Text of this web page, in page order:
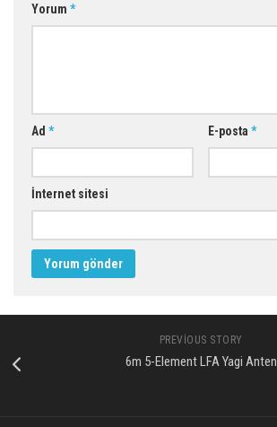
Yorum *
Ad * E-posta *
İnternet sitesi
PREVIOUS STORY
6m 5-Element LFA Yagi Anten